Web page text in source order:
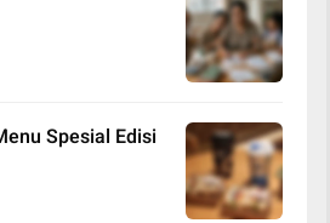
Spesial Edisi